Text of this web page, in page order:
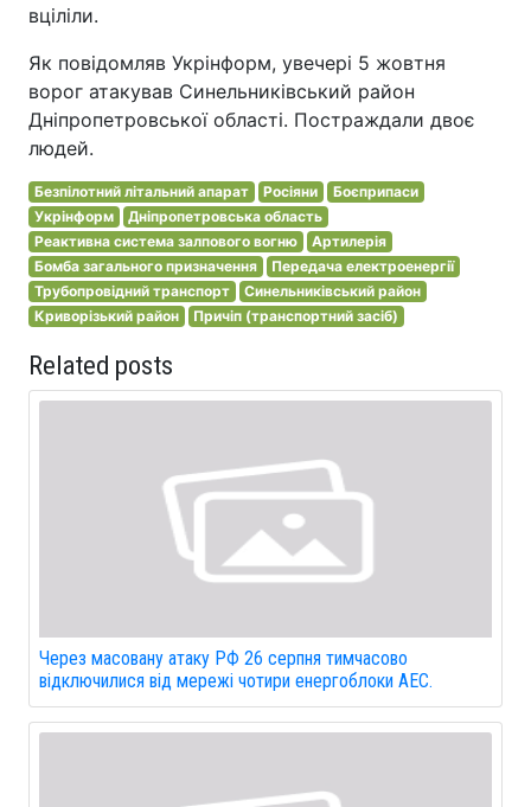
вціліли.
Як повідомляв Укрінформ, увечері 5 жовтня
ворог атакував Синельниківський район
Дніпропетровської області. Постраждали двоє
людей.
Безпілотний літальний апарат Росіяни
Боєприпаси
Укрінформ
Дніпропетровська область
Реактивна система залпового вогню
Артилерія
Бомба загального призначення
Передача електроенергії
Трубопровідний транспорт
Синельниківський район
Криворізький район
Причіп (транспортний засіб)
Related posts
Через масовану атаку РФ 26 серпня тимчасово
відключилися від мережі чотири енергоблоки АЕС.